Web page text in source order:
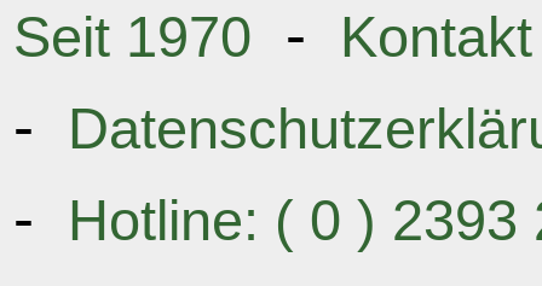
Seit 1970 - Kontakt
-
- Hotline: ( 0 )